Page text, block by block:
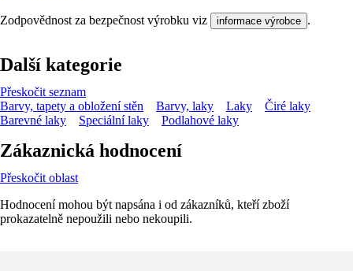
Zodpovědnost za bezpečnost výrobku viz informace výrobce .
Další kategorie
Přeskočit seznam
Barvy, tapety a obložení stěn
Barvy, laky Laky
Čiré laky
Barevné laky
Speciální laky Podlahové laky
Zákaznická hodnocení
Přeskočit oblast
Hodnocení mohou být napsána i od zákazníků, kteří zboží
prokazatelně nepoužili nebo nekoupili.